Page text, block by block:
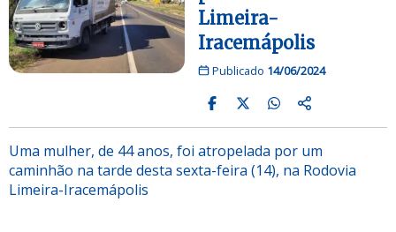
Limeira-
Iracemápolis
Publicado 14/06/2024
Uma mulher, de 44 anos, foi atropelada por um
caminhão na tarde desta sexta-feira (14), na Rodovia
Limeira-Iracemápolis